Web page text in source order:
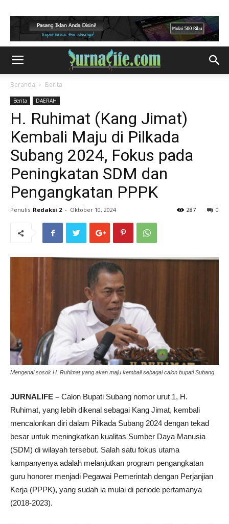
Beranda Berita
Berita DAERAH
H. Ruhimat (Kang Jimat)
Kembali Maju di Pilkada
Subang 2024, Fokus pada
Peningkatan SDM dan
Pengangkatan PPPK
Penulis Redaksi 2 - Oktober 10, 2024 0
287
Mengenal sosok H. Ruhimat yang akan maju kembali sebagai calon bupati Subang
JURNALIFE – Calon Bupati Subang nomor urut 1, H.
Ruhimat, yang lebih dikenal sebagai Kang Jimat, kembali
mencalonkan diri dalam Pilkada Subang 2024 dengan tekad
besar untuk meningkatkan kualitas Sumber Daya Manusia
(SDM) di wilayah tersebut. Salah satu fokus utama
kampanyenya adalah melanjutkan program pengangkatan
guru honorer menjadi Pegawai Pemerintah dengan Perjanjian
Kerja (PPPK), yang sudah ia mulai di periode pertamanya
(2018-2023).